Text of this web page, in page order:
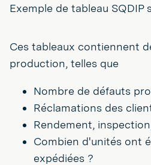
Exemple de tableau SQDIP
Ces tableaux contiennent
production, telles que
Nombre de défauts
Réclamations des
Rendement,
Combien d'unités ont
expédiées ?